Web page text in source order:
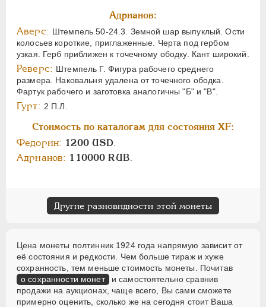
Адрианов:
Аверс: Штемпель 50-24.3. Земной шар выпуклый. Ости
колосьев короткие, приглаженные. Черта под гербом
узкая. Герб приближен к точечному ободку. Кант широкий.
Реверс: Штемпель Г. Фигура рабочего среднего
размера. Наковальня удалена от точечного ободка.
Фартук рабочего и заготовка аналогичны "Б" и "В".
Гурт: 2 П.Л.
Стоимость по каталогам для состояния XF:
Федорин: 1200 USD
Адрианов: 110000 RUB
Другие разновидности этой монеты
Цена монеты полтинник 1924 года напрямую зависит от
её состояния и редкости. Чем больше тираж и хуже
сохранность, тем меньше стоимость монеты. Почитав
о сохранности монет и самостоятельно сравнив
продажи на аукционах, чаще всего, Вы сами сможете
примерно оценить, сколько же на сегодня стоит Ваша